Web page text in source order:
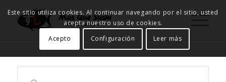
Este sitio utiliza cookies. Al continuar navegando por el sitio, usted
acepta nuestro uso de cookies.
Acepto
Configuración Leer más